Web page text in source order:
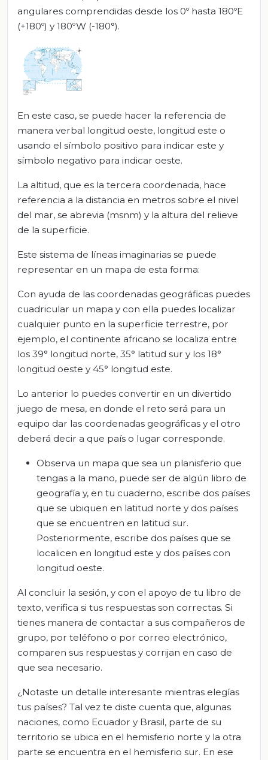
angulares comprendidas desde los 0º hasta 180ºE
(+180º) y 180ºW (-180°).
En este caso, se puede hacer la referencia de
manera verbal longitud oeste, longitud este o
usando el símbolo positivo para indicar este y
símbolo negativo para indicar oeste.
La altitud, que es la tercera coordenada, hace
referencia a la distancia en metros sobre el nivel
del mar, se abrevia (msnm) y la altura del relieve
de la superficie.
Este sistema de líneas imaginarias se puede
representar en un mapa de esta forma:
Con ayuda de las coordenadas geográficas puedes
cuadricular un mapa y con ella puedes localizar
cualquier punto en la superficie terrestre, por
ejemplo, el continente africano se localiza entre
los 39° longitud norte, 35° latitud sur y los 18°
longitud oeste y 45° longitud este.
Lo anterior lo puedes convertir en un divertido
juego de mesa, en donde el reto será para un
equipo dar las coordenadas geográficas y el otro
deberá decir a que país o lugar corresponde.
Observa un mapa que sea un planisferio que
tengas a la mano, puede ser de algún libro de
geografía y, en tu cuaderno, escribe dos países
que se ubiquen en latitud norte y dos países
que se encuentren en latitud sur.
Posteriormente, escribe dos países que se
localicen en longitud este y dos países con
longitud oeste.
Al concluir la sesión, y con el apoyo de tu libro de
texto, verifica si tus respuestas son correctas. Si
tienes manera de contactar a sus compañeros de
grupo, por teléfono o por correo electrónico,
comparen sus respuestas y corrijan en caso de
que sea necesario.
¿Notaste un detalle interesante mientras elegías
tus países? Tal vez te diste cuenta que, algunas
naciones, como Ecuador y Brasil, parte de su
territorio se ubica en el hemisferio norte y la otra
parte se encuentra en el hemisferio sur. En ese